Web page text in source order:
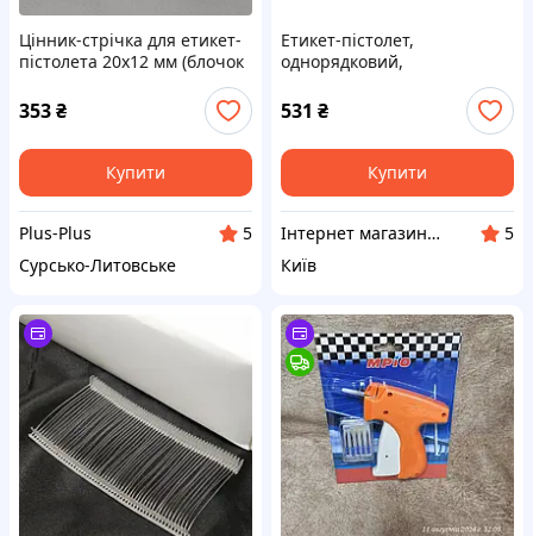
Цінник-стрічка для етикет-
пістолета 20х12 мм (блочок
353₴
Купити
Plus-Plus
5
Сурсько-Литовське
Етикет-пістолет,
однорядковий,
горизонтальний, для друку
на цінниках Buromax
BM.4310
531 ₴
Купити
Інтернет магазин "Папірко"
5
Київ